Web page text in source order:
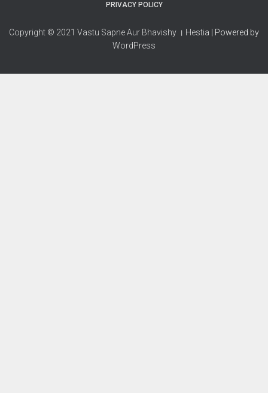
PRIVACY POLICY
Copyright © 2021 Vastu Sapne Aur Bhavishy । Hestia | Powered by
WordPress